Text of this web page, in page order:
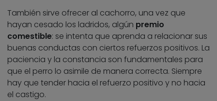
También sirve ofrecer al cachorro, una vez que
hayan cesado los ladridos, algún premio
comestible: se intenta que aprenda a relacionar sus
buenas conductas con ciertos refuerzos positivos. La
paciencia y la constancia son fundamentales para
que el perro lo asimile de manera correcta. Siempre
hay que tender hacia el refuerzo positivo y no hacia
el castigo.